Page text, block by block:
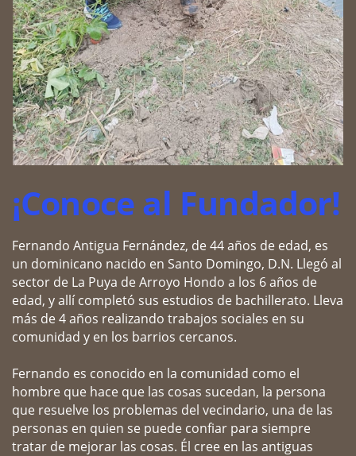
¡Conoce al Fundador!
Fernando Antigua Fernández, de 44 años de edad, es ​
un dominicano nacido en Santo Domingo, D.N. Llegó al
​sector de La Puya de Arroyo Hondo a los 6 años de ​
edad, y allí completó sus estudios de bachillerato. Lleva
​más de 4 años realizando trabajos sociales en su ​
comunidad y en los barrios cercanos.
Fernando es conocido en la comunidad como el ​
hombre que hace que las cosas sucedan, la persona ​
que resuelve los problemas del vecindario, una de las ​
personas en quien se puede confiar para siempre
tratar ​de mejorar las cosas. Él cree en las antiguas